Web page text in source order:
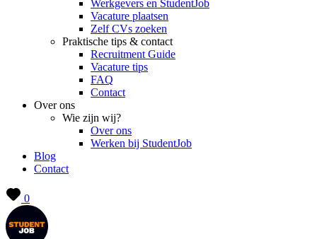
Werkgevers en StudentJob
Vacature plaatsen
Zelf CVs zoeken
Praktische tips & contact
Recruitment Guide
Vacature tips
FAQ
Contact
Over ons
Wie zijn wij?
Over ons
Werken bij StudentJob
Blog
Contact
0